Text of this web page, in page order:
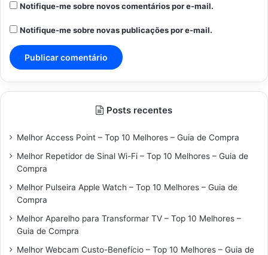
Notifique-me sobre novos comentários por e-mail.
Notifique-me sobre novas publicações por e-mail.
Posts recentes
Melhor Access Point – Top 10 Melhores – Guia de Compra
Melhor Repetidor de Sinal Wi-Fi – Top 10 Melhores – Guia de
Compra
Melhor Pulseira Apple Watch – Top 10 Melhores – Guia de
Compra
Melhor Aparelho para Transformar TV – Top 10 Melhores –
Guia de Compra
Melhor Webcam Custo-Benefício – Top 10 Melhores – Guia de